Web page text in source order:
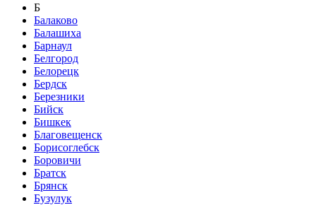
Б
Балаково
Балашиха
Барнаул
Белгород
Белорецк
Бердск
Березники
Бийск
Бишкек
Благовещенск
Борисоглебск
Боровичи
Братск
Брянск
Бузулук